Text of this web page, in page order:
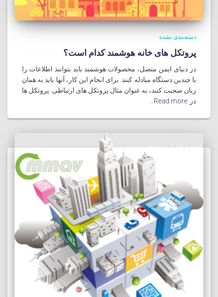
دسته‌بندی نشده
پروتکل های خانه هوشمند کدام است؟
در دنیای ایمن متصل، محصولات هوشمند باید بتوانند اطلاعات را
با چندین دستگاه مبادله کنند. برای انجام این کار، آنها باید به همان
زبان صحبت کنند، به عنوان مثال پروتکل های ارتباطی. پروتکل ها
در Read more…